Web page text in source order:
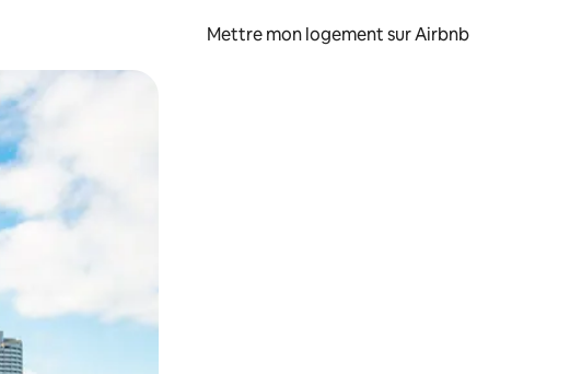
Mettre mon logement sur Airbnb